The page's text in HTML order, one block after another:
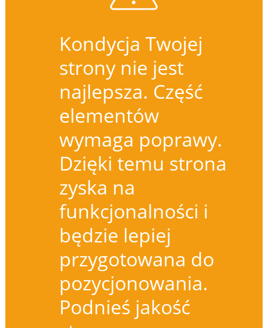
Kondycja Twojej
strony nie jest
najlepsza. Część
elementów
wymaga poprawy.
Dzięki temu strona
zyska na
funkcjonalności i
będzie lepiej
przygotowana do
pozycjonowania.
Podnieś jakość